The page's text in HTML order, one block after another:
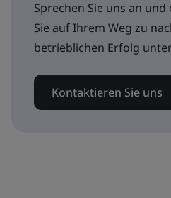
Sprechen Sie uns an
Sie auf Ihrem Weg zu
betrieblichen Erfolg
Kontaktieren Sie uns